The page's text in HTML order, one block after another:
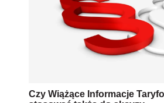
Czy Wiążące Informacje